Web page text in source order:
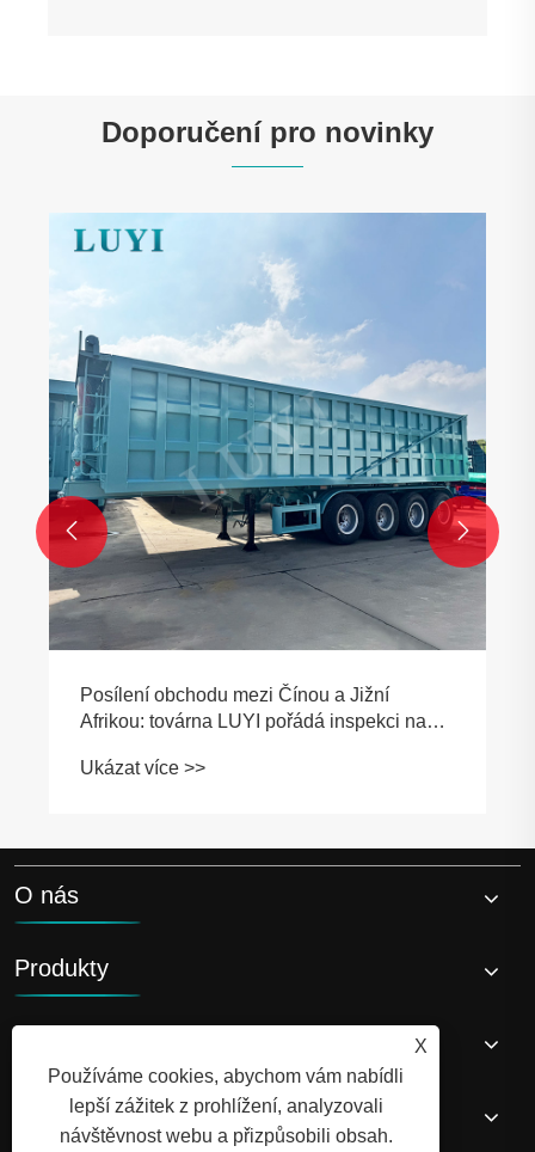
Doporučení pro novinky
Posílení obchodu mezi Čínou a Jižní
Afrikou: továrna LUYI pořádá inspekci na
Ukázat více >>
 
O nás
Produkty
Kontaktujte nás
X
Používáme cookies, abychom vám nabídli
lepší zážitek z prohlížení, analyzovali
návštěvnost webu a přizpůsobili obsah.